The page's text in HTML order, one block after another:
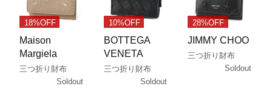
18%OFF
Maison
Margiela
三つ折り財布
Soldout
10%OFF
BOTTEGA
VENETA
三つ折り財布
Soldout
28%OFF
JIMMY CHOO
三つ折り財布
Soldout